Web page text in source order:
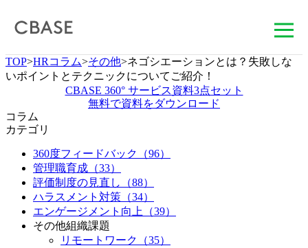
サービス
導入事例
セミナー情報
HRコラム
TOP>HRコラム>その他>ネゴシエーションとは？失敗しな
いポイントとテクニックについてご紹介！
CBASE 360° サービス資料3点セット
無料で資料をダウンロード
コラム
カテゴリ
360度フィードバック
（96）
管理職育成 （33）
評価制度の見直し
（88）
ハラスメント対策 （34）
エンゲージメント向上
（39）
その他組織課題
リモートワーク
（35）